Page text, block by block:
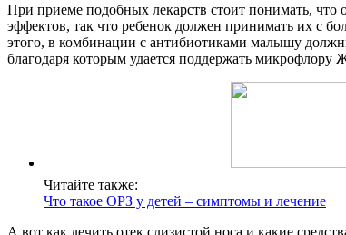
При приеме подобных лекарств стоит понимать,
эффектов, так что ребенок должен принимать их с
этого, в комбинации с антибиотиками малышу
благодаря которым удается поддержать микрофлору
Читайте также:
Что такое ОРЗ у детей – симптомы и лечение
А вот как лечить отек слизистой носа и какие